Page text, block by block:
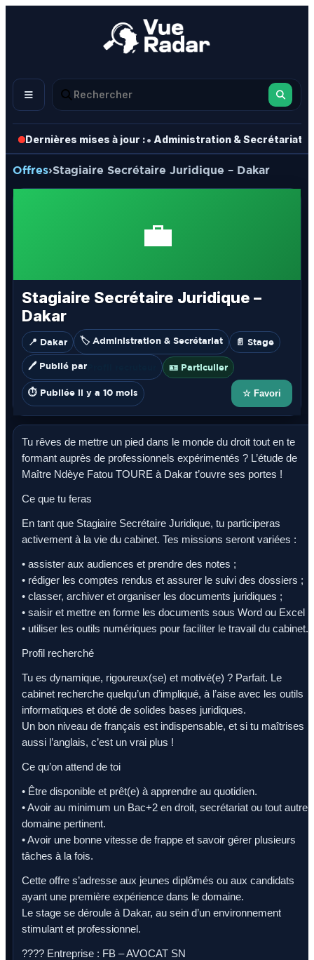
Dernières mises à jour :• Administration & Secrétariat
Offres›Stagiaire Secrétaire Juridique – Dakar
💼
Stagiaire Secrétaire Juridique –
Dakar
📍 Dakar 🏷️ Administration & Secrétariat 📄 Stage
🖊️ Publié par 🪪 Particulier
⏱️ Publiée il y a 10 mois ☆ Favori
Tu rêves de mettre un pied dans le monde du droit tout en te
formant auprès de professionnels expérimentés ? L’étude de
Maître Ndèye Fatou TOURE à Dakar t’ouvre ses portes !
Ce que tu feras
En tant que Stagiaire Secrétaire Juridique, tu participeras
activement à la vie du cabinet. Tes missions seront variées :
• assister aux audiences et prendre des notes ;
• rédiger les comptes rendus et assurer le suivi des dossiers ;
• classer, archiver et organiser les documents juridiques ;
• saisir et mettre en forme les documents sous Word ou Excel ;
• utiliser les outils numériques pour faciliter le travail du cabinet.
Profil recherché
Tu es dynamique, rigoureux(se) et motivé(e) ? Parfait. Le
cabinet recherche quelqu’un d’impliqué, à l’aise avec les outils
informatiques et doté de solides bases juridiques.
Un bon niveau de français est indispensable, et si tu maîtrises
aussi l’anglais, c’est un vrai plus !
Ce qu’on attend de toi
• Être disponible et prêt(e) à apprendre au quotidien.
• Avoir au minimum un Bac+2 en droit, secrétariat ou tout autre
domaine pertinent.
• Avoir une bonne vitesse de frappe et savoir gérer plusieurs
tâches à la fois.
Cette offre s’adresse aux jeunes diplômés ou aux candidats
ayant une première expérience dans le domaine.
Le stage se déroule à Dakar, au sein d’un environnement
stimulant et professionnel.
???? Entreprise : FB – AVOCAT SN